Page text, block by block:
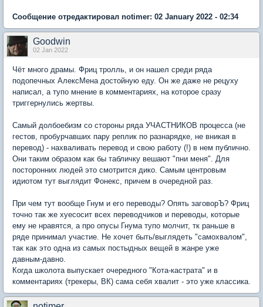
Сообщение отредактировал notimer: 02 January 2022 - 02:34
Goodwin
02 Jan 2022
Чёт много драмы. Фриц тролль, и он нашел среди ряда
подопечных АлексМена достойную еду. Он же даже не рецуху
написал, а тупо мнение в комментариях, на которое сразу
триггернулись жертвы.
Самый долбоебизм со стороны ряда УЧАСТНИКОВ процесса (не
гестов, пробурчавших пару реплик по разнарядке, не вникая в
перевод) - нахваливать перевод и свою работу (!) в нем публично.
Они таким образом как бы табличку вешают "пни меня". Для
посторонних людей это смотрится дико. Самым центровым
идиотом тут выглядит Фонекс, причем в очередной раз.
При чем тут вообще Гнум и его переводы? Опять заговорЪ? Фриц
точно так же хуесосит всех переводчиков и переводы, которые
ему не нравятся, а про опусы Гнума тупо молчит, тк раньше в
ряде принимал участие. Не хочет быть/выглядеть "самохвалом",
так как это одна из самых постыдных вещей в жанре уже
давным-давно.
Когда школота выпускает очередного "Кота-кастрата" и в
комментариях (трекеры, ВК) сама себя хвалит - это уже классика.